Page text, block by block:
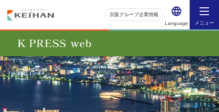
Language メニュー
京阪グループ企業情報